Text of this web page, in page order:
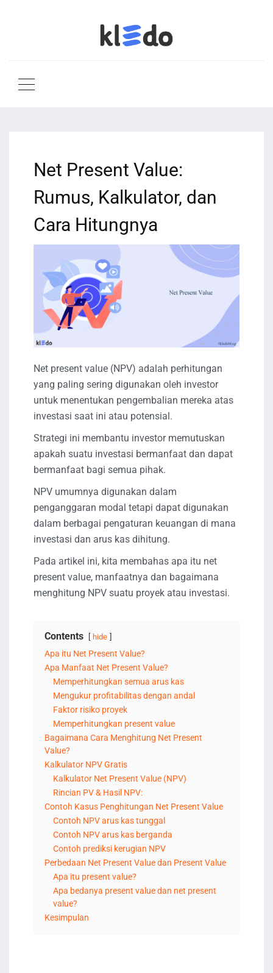
Net Present Value:
Rumus, Kalkulator, dan
Cara Hitungnya
Net present value (NPV) adalah perhitungan
yang paling sering digunakan oleh investor
untuk menentukan pengembalian mereka atas
investasi saat ini atau potensial.
Strategi ini membantu investor memutuskan
apakah suatu investasi bermanfaat dan dapat
bermanfaat bagi semua pihak.
NPV umumnya digunakan dalam
penganggaran modal tetapi dapat digunakan
dalam berbagai pengaturan keuangan di mana
investasi dan arus kas dihitung.
Pada artikel ini, kita membahas apa itu net
present value, manfaatnya dan bagaimana
menghitung NPV suatu proyek atau investasi.
Contents hide
Apa itu Net Present Value?
Apa Manfaat Net Present Value?
Memperhitungkan semua arus kas
Mengukur profitabilitas dengan andal
Faktor risiko proyek
Memperhitungkan present value
Bagaimana Cara Menghitung Net Present
Value?
Kalkulator NPV Gratis
Kalkulator Net Present Value (NPV)
Rincian PV & Hasil NPV:
Contoh Kasus Penghitungan Net Present Value
Contoh NPV arus kas tunggal
Contoh NPV arus kas berganda
Contoh prediksi kerugian NPV
Perbedaan Net Present Value dan Present Value
Apa itu present value?
Apa bedanya present value dan net present
value?
Kesimpulan